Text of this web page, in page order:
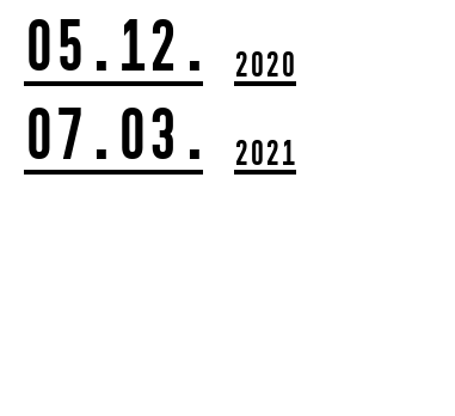
05.12. 2020
07.03. 2021